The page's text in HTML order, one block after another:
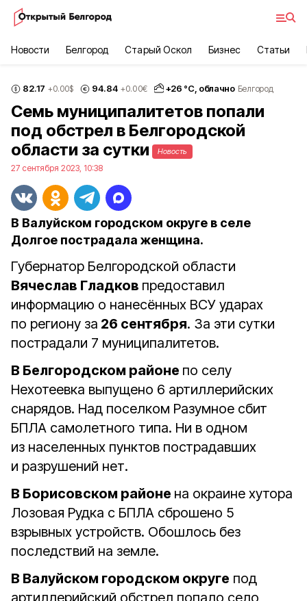
Новости Белгород Старый Оскол Бизнес Статьи
82.17 +0.00$ 94.84 +0.00€ +26 °С, облачно Белгород
Семь муниципалитетов попали
под обстрел в Белгородской
области за сутки
Новость
27 сентября 2023, 10:38
В Валуйском городском округе в селе
Долгое пострадала женщина.
Губернатор Белгородской области
Вячеслав Гладков предоставил
информацию о нанесённых ВСУ ударах
по региону за 26 сентября. За эти сутки
пострадали 7 муниципалитетов.
В Белгородском районе по селу
Нехотеевка выпущено 6 артиллерийских
снарядов. Над поселком Разумное сбит
БПЛА самолетного типа. Ни в одном
из населенных пунктов пострадавших
и разрушений нет.⠀
В Борисовском районе на окраине хутора
Лозовая Рудка с БПЛА сброшено 5
взрывных устройств. Обошлось без
последствий на земле.⠀
В Валуйском городском округе под
артиллерийский обстрел попало село